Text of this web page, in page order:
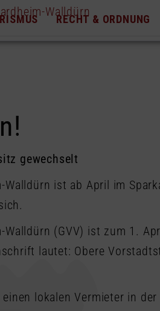
RECHT & ORDNUNG
gewechselt
Walldürn ist ab April im
Walldürn (GVV) ist zum 1.
lautet: Obere
lokalen Vermieter in